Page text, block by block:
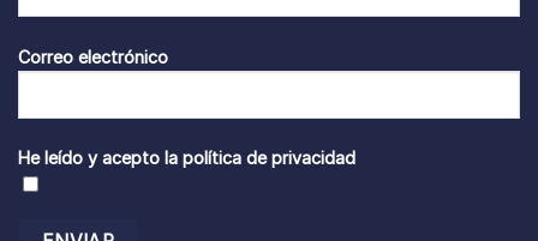
Correo electrónico
He leído y acepto la política de privacidad